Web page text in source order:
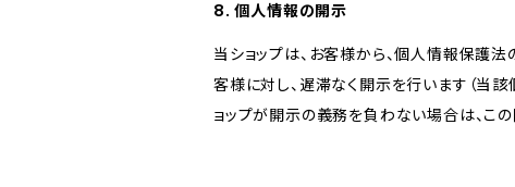
8. 個人情報の開示
当ショップは、お客様から、個人情報保護
客様に対し、遅滞なく開示を行います（当
ョップが開示の義務を負わない場合は、この